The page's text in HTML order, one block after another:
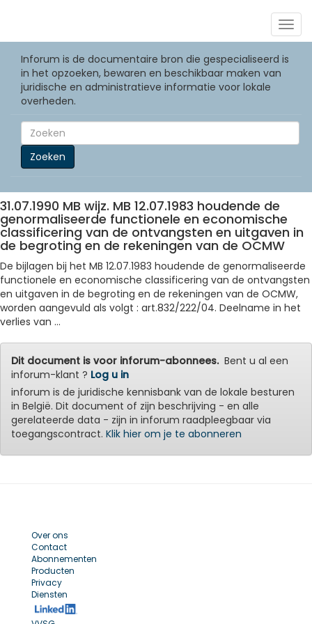
Inforum is de documentaire bron die gespecialiseerd is
in het opzoeken, bewaren en beschikbaar maken van
juridische en administratieve informatie voor lokale
overheden.
Zoeken
31.07.1990 MB wijz. MB 12.07.1983 houdende de
genormaliseerde functionele en economische
classificering van de ontvangsten en uitgaven in
de begroting en de rekeningen van de OCMW
De bijlagen bij het MB 12.07.1983 houdende de genormaliseerde
functionele en economische classificering van de ontvangsten
en uitgaven in de begroting en de rekeningen van de OCMW,
worden aangevuld als volgt : art.832/222/04. Deelname in het
verlies van ...
Dit document is voor inforum-abonnees.Bent u al een
inforum-klant ? Log u in
inforum is de juridische kennisbank van de lokale besturen
in België. Dit document of zijn beschrijving - en alle
gerelateerde data - zijn in inforum raadpleegbaar via
toegangscontract. Klik hier om je te abonneren
Over ons
Contact
Abonnementen
Producten
Privacy
Diensten